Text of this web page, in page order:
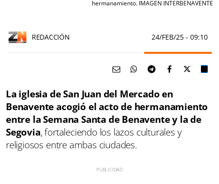
hermanamiento. IMAGEN INTERBENAVENTE
REDACCIÓN 24/FEB/25 - 09:10
La iglesia de San Juan del Mercado en
Benavente acogió el acto de hermanamiento
entre la Semana Santa de Benavente y la de
Segovia, fortaleciendo los lazos culturales y
religiosos entre ambas ciudades.